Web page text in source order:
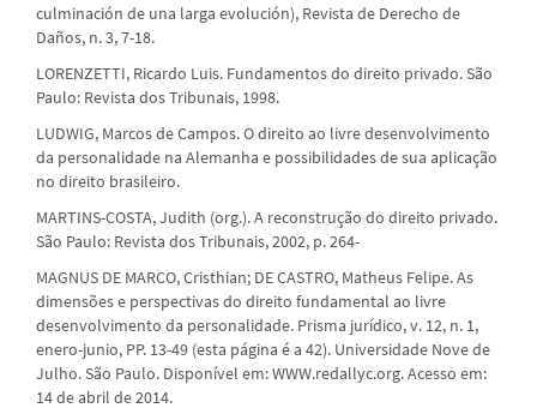
culminación de una larga evolución), Revista de Derecho de
Daños, n. 3, 7-18.
LORENZETTI, Ricardo Luis. Fundamentos do direito privado. São
Paulo: Revista dos Tribunais, 1998.
LUDWIG, Marcos de Campos. O direito ao livre desenvolvimento
da personalidade na Alemanha e possibilidades de sua aplicação
no direito brasileiro.
MARTINS-COSTA, Judith (org.). A reconstrução do direito privado.
São Paulo: Revista dos Tribunais, 2002, p. 264-
MAGNUS DE MARCO, Cristhian; DE CASTRO, Matheus Felipe. As
dimensões e perspectivas do direito fundamental ao livre
desenvolvimento da personalidade. Prisma jurídico, v. 12, n. 1,
enero-junio, PP. 13-49 (esta página é a 42). Universidade Nove de
Julho. São Paulo. Disponível em: WWW.redallyc.org. Acesso em:
14 de abril de 2014.